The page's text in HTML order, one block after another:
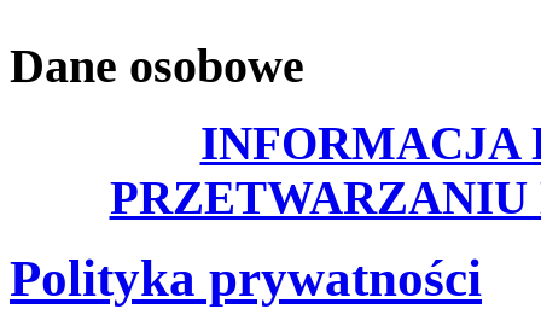
Dane osobowe
INFORMACJA
Polityka prywatności